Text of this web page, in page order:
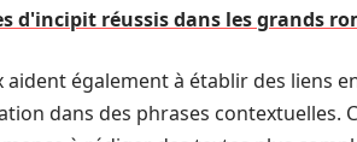
d'incipit réussis dans les grands
aident également à établir des liens
dans des phrases contextuelles.